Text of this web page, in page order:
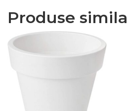
Produse